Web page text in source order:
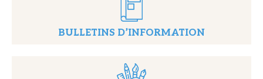
BULLETINS D’INFORMATION